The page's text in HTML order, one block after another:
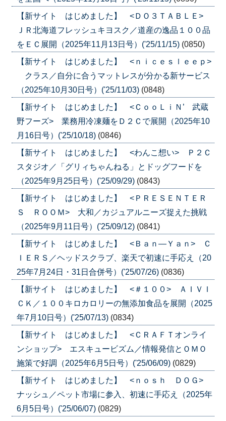
【新サイト はじめました】 <ＤＯ３ＴＡＢＬＥ>
ＪＲ北海道フレッシュキヨスク／道産の逸品１００品
をＥＣ展開（2025年11月13日号）('25/11/15) (0850)
【新サイト はじめました】 <ｎｉｃｅｓｌｅｅｐ>
クラス／自分に合うマットレスが分かる新サービス
（2025年10月30日号）('25/11/03) (0848)
【新サイト はじめました】 <ＣｏｏＬｉＮ’ 武蔵
野フーズ> 業務用冷凍麺をＤ２Ｃで展開（2025年10
月16日号）('25/10/18) (0846)
【新サイト はじめました】 <わんこ想い> Ｐ２Ｃ
スタジオ／「グリィちゃんねる」とドッグフードを
（2025年9月25日号）('25/09/29) (0843)
【新サイト はじめました】 <ＰＲＥＳＥＮＴＥＲ
Ｓ ＲＯＯＭ> 大和／カジュアルニーズ捉えた挑戦
（2025年9月11日号）('25/09/12) (0841)
【新サイト はじめました】 <Ｂａｎ―Ｙａｎ> Ｃ
ＩＥＲＳ／ヘッドスクラブ、楽天で初速に手応え（20
25年7月24日・31日合併号）('25/07/26) (0836)
【新サイト はじめました】 <＃１００> ＡＩＶＩ
ＣＫ／１００キロカロリーの無添加食品を展開（2025
年7月10日号）('25/07/13) (0834)
【新サイト はじめました】 <ＣＲＡＦＴオンライ
ンショップ> エスキュービズム／情報発信とＯＭＯ
施策で好調（2025年6月5日号）('25/06/09) (0829)
【新サイト はじめました】 <ｎｏｓｈ ＤＯＧ>
ナッシュ／ペット市場に参入、初速に手応え（2025年
6月5日号）('25/06/07) (0829)